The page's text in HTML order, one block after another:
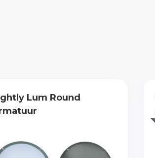
Lum Round